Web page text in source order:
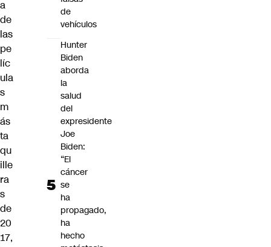
a
de
las
pe
líc
ula
s
m
ás
ta
qu
ille
ra
s
de
20
17,
de
vehículos
Hunter
Biden
aborda
la
salud
del
expresidente
Joe
Biden:
“El
cáncer
se
ha
propagado,
ha
hecho